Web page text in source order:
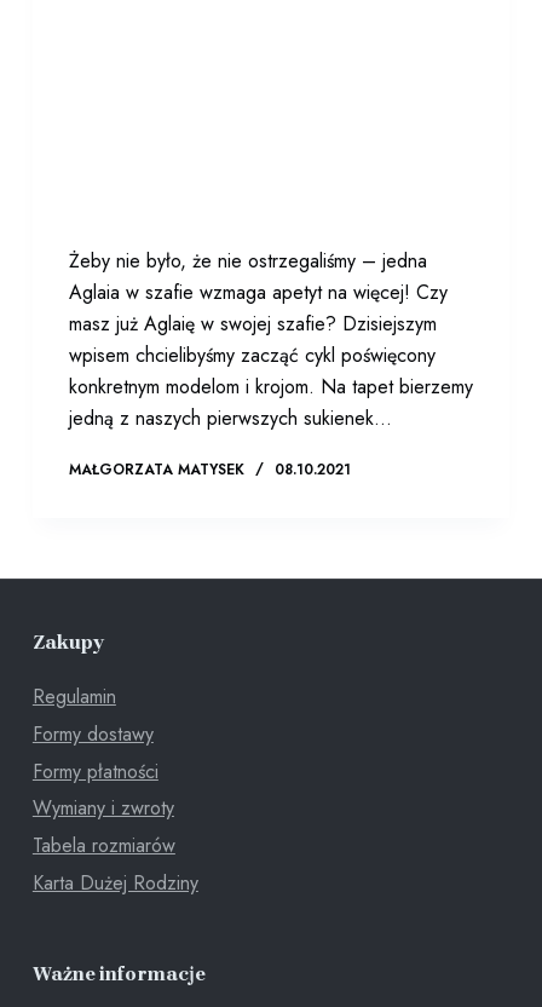
Żeby nie było, że nie ostrzegaliśmy – jedna
Aglaia w szafie wzmaga apetyt na więcej! Czy
masz już Aglaię w swojej szafie? Dzisiejszym
wpisem chcielibyśmy zacząć cykl poświęcony
konkretnym modelom i krojom. Na tapet bierzemy
jedną z naszych pierwszych sukienek…
MAŁGORZATA MATYSEK 08.10.2021
Zakupy
Regulamin
Formy dostawy
Formy płatności
Wymiany i zwroty
Tabela rozmiarów
Karta Dużej Rodziny
Ważne informacje